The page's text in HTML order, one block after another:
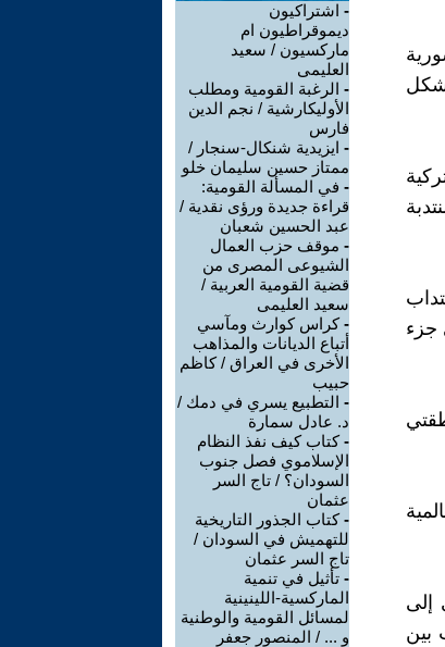
فرنسا بشكل
جزء
إلى
بين
- اشتراكيون
ديموقراطيون ام
ماركسيون / سعيد
العليمى
- الرغبة القومية ومطلب
الأوليكارشية / نجم الدين
فارس
- ايزيدية شنكال-سنجار /
ممتاز حسين سليمان خلو
- في المسألة القومية:
قراءة جديدة ورؤى نقدية /
عبد الحسين شعبان
- موقف حزب العمال
الشيوعى المصرى من
قضية القومية العربية /
سعيد العليمى
-كراس كوارث ومآسي
أتباع الديانات والمذاهب
الأخرى في العراق / كاظم
حبيب
- التطبيع يسري في دمك /
د. عادل سمارة
-كتاب كيف نفذ النظام
الإسلاموي فصل جنوب
السودان؟ / تاج السر
عثمان
-كتاب الجذور التاريخية
للتهميش في السودان /
تاج السر عثمان
- تأثيل في تنمية
الماركسية-اللينينية
لمسائل القومية والوطنية
و ... / المنصور جعفر